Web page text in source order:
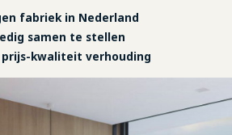
fabriek in Nederland
samen te stellen
prijs-kwaliteit verhouding